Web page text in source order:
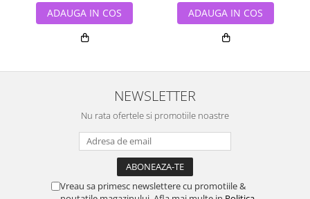
ADAUGA IN COS ADAUGA IN COS
NEWSLETTER
Nu rata ofertele si promotiile noastre
Vreau sa primesc newslettere cu promotiile &